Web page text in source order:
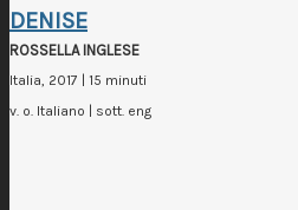
DENISE
ROSSELLA INGLESE
Italia, 2017 | 15 minuti
v. o. Italiano | sott. eng